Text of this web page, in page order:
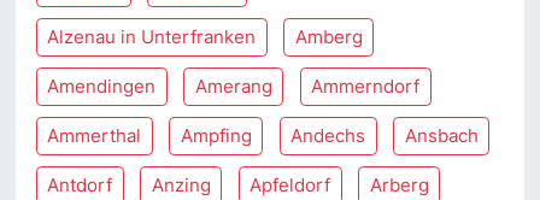
Alzenau in Unterfranken Amberg
Amendingen Amerang Ammerndorf
Ammerthal Ampfing Andechs Ansbach
Antdorf Anzing Apfeldorf Arberg